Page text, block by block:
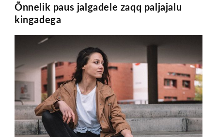
Õnnelik paus jalgadele zaqq paljajalu
kingadega